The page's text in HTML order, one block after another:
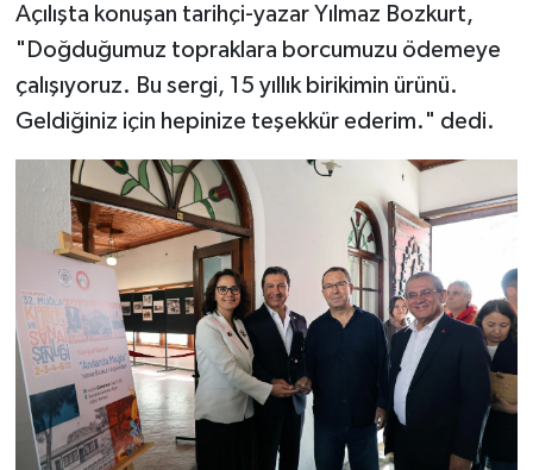
Açılışta konuşan tarihçi-yazar Yılmaz Bozkurt,
"Doğduğumuz topraklara borcumuzu ödemeye
çalışıyoruz. Bu sergi, 15 yıllık birikimin ürünü.
Geldiğiniz için hepinize teşekkür ederim." dedi.
Spor